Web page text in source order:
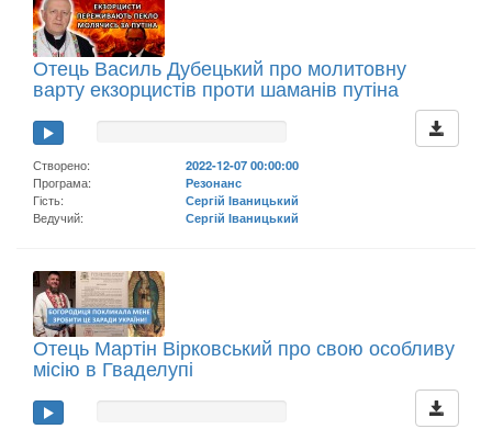
Отець Василь Дубецький про молитовну
варту екзорцистів проти шаманів путіна
Створено:
2022-12-07 00:00:00
Програма:
Резонанс
Гість:
Сергій Іваницький
Ведучий:
Сергій Іваницький
Отець Мартін Вірковський про свою особливу
місію в Гваделупі